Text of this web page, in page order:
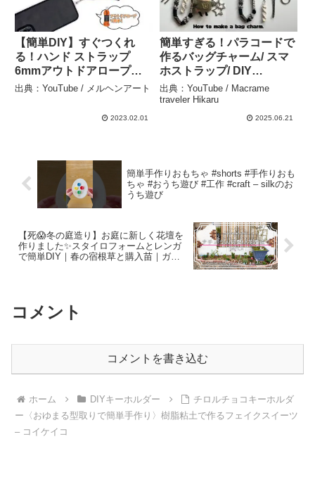
【簡単DIY】すぐつくれ
る！ハンド ストラップ
6mmアウトドアロープ使
用 / outdoor rope hand
出典：YouTube / メルヘンアート
2023.02.01
簡単すぎる！パラコードで
作るバッグチャーム/ スマ
ホストラップ/ DIY
Paracord hand strap. –
Macrame traveler Hikaru
出典：YouTube / Macrame
traveler Hikaru
2025.06.21
簡単手作りおもちゃ #shorts #手作りおも
ちゃ #おうち遊び #工作 #craft – silkのお
うち遊び
【死😱冬の庭造り】お庭に新しく花壇を
作りました✨スタイロフォームとレンガ
で簡単DIY｜春の宿根草と購入苗｜ガー
コメント
コメントを書き込む
ホーム DIYキーホルダー
チロルチョコキーホルダ
ー〈おゆまる型取りで簡単手作り〉樹脂粘土で作るフェイクスイーツ
– コイケイコ